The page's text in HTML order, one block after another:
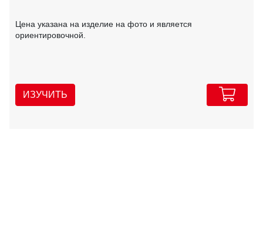
Цена указана на изделие на фото и является
ориентировочной.
ИЗУЧИТЬ